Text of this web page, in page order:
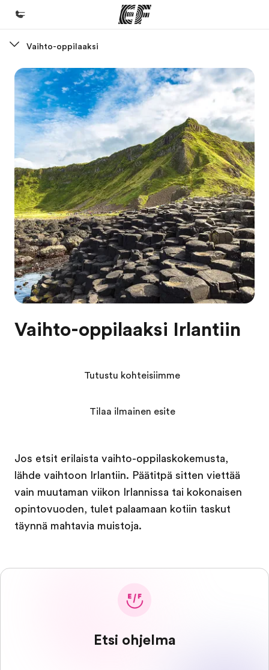
Tervetuloa EF:n maailmaan
Kaikki EF-ohjelmat
Katso mitä kaikkea teemme
EF-toimistot
Etsi toimisto lähelläsi
Tietoa Meistä -sivustolla
Tutustu meihin tarkemmin
Työpaikat EF:llä
Liity joukkoomme
Vaihto-oppilaaksi
Vaihto-oppilaaksi Irlantiin
Jos etsit erilaista vaihto-oppilaskokemusta,
lähde vaihtoon Irlantiin. Päätitpä sitten viettää
vain muutaman viikon Irlannissa tai kokonaisen
opintovuoden, tulet palaamaan kotiin taskut
täynnä mahtavia muistoja.
Tutustu kohteisiimme
Tilaa ilmainen esite
Etsi ohjelma